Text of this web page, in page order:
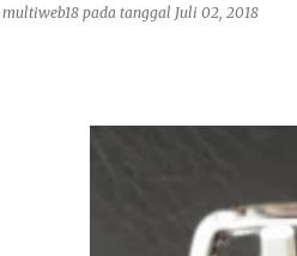
multiweb18 pada tanggal Juli 02, 2018